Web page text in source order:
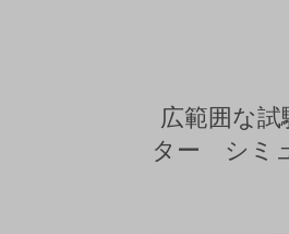
広範囲な
ター シミ